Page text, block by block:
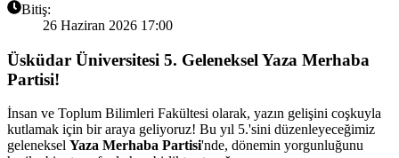
Bitiş:
26 Haziran 2026 17:00
Üsküdar Üniversitesi 5. Geleneksel Yaza Merhaba
Partisi!
İnsan ve Toplum Bilimleri Fakültesi olarak, yazın gelişini coşkuyla
kutlamak için bir araya geliyoruz! Bu yıl 5.'sini düzenleyeceğimiz
geleneksel Yaza Merhaba Partisi'nde, dönemin yorgunluğunu